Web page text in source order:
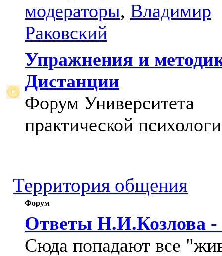
модераторы, Владимир
Раковский
Упражнения и
Дистанции
Форум Университета
практической
Территория общения
Форум
Ответы Н.И.Козлова -
Сюда попадают все